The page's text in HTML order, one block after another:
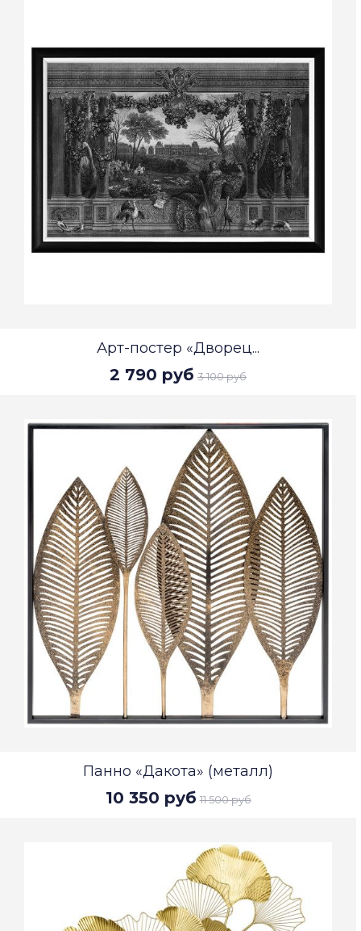
Арт-постер «Дворец...
2 790 руб 3 100 руб
Панно «Дакота» (металл)
10 350 руб 11 500 руб